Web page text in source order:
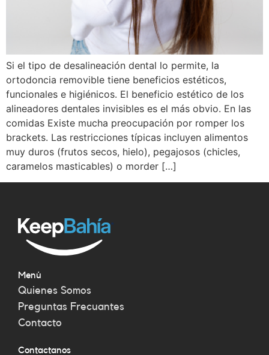
Si el tipo de desalineación dental lo permite, la
ortodoncia removible tiene beneficios estéticos,
funcionales e higiénicos. El beneficio estético de los
alineadores dentales invisibles es el más obvio. En las
comidas Existe mucha preocupación por romper los
brackets. Las restricciones típicas incluyen alimentos
muy duros (frutos secos, hielo), pegajosos (chicles,
caramelos masticables) o morder […]
Menú
Quienes Somos
Preguntas Frecuantes
Contacto
Contactanos